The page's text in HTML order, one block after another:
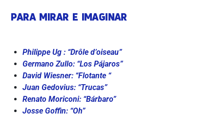
PARA MIRAR E IMAGINAR
Philippe Ug : “Drôle d’oiseau”
Germano Zullo: “Los Pájaros”
David Wiesner: “Flotante “
Juan Gedovius: “Trucas”
Renato Moriconi: “Bárbaro”
Josse Goffin: “Oh”